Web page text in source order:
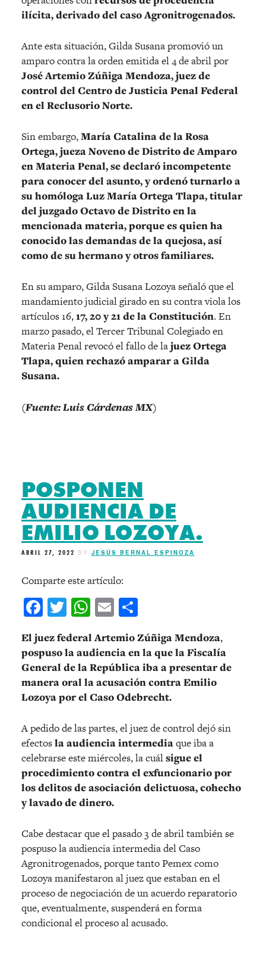
ilícita, derivado del caso Agronitrogenados.
Ante esta situación, Gilda Susana promovió un
amparo contra la orden emitida el 4 de abril por
José Artemio Zúñiga Mendoza, juez de
control del Centro de Justicia Penal Federal
en el Reclusorio Norte.
Sin embargo,María Catalina de la Rosa
Ortega, jueza Noveno de Distrito de Amparo
en Materia Penal, se declaró incompetente
para conocer del asunto, y ordenó turnarlo a
su homóloga Luz María Ortega Tlapa, titular
del juzgado Octavo de Distrito en la
mencionada materia, porque es quien ha
conocido las demandas de la quejosa, así
como de su hermano y otros familiares.
En su amparo, Gilda Susana Lozoya señaló que el
mandamiento judicial girado en su contra viola los
artículos 16,17, 20 y 21 de la Constitución. En
marzo pasado, el Tercer Tribunal Colegiado en
Materia Penal revocó el fallo de lajuez Ortega
Tlapa, quien rechazó amparar a Gilda
Susana.
(Fuente: Luis Cárdenas MX)
POSPONEN
AUDIENCIA DE
EMILIO LOZOYA.
ABRIL 27, 2022 BY JESÚS BERNAL ESPINOZA
Comparte este artículo:
Facebook
Twitter
WhatsApp
Email
El juez federal Artemio Zúñiga Mendoza,
pospuso la audiencia en la que la Fiscalía
General de la República iba a presentar de
manera oral la acusación contra Emilio
Lozoya por el Caso Odebrecht.
A pedido de las partes, el juez de control dejó sin
efectosla audiencia intermediaque iba a
celebrarse este miércoles, la cuálsigue el
procedimiento contra el exfuncionario por
los delitos de asociación delictuosa, cohecho
y lavado de dinero.
Cabe destacar que el pasado 3 de abril también se
pospuso la audiencia intermedia del Caso
Agronitrogenados, porque tanto Pemex como
Lozoya manifestaron al juez que estaban en el
proceso de negociación de un acuerdo reparatorio
que, eventualmente, suspenderá en forma
condicional el proceso al acusado.